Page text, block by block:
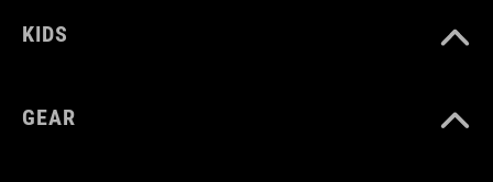
KIDS
GEAR